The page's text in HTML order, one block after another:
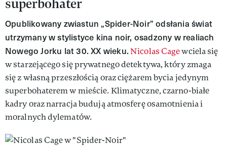
Opublikowany zwiastun „Spider-Noir” odsłania świat
utrzymany w stylistyce kina noir, osadzony w realiach
Nowego Jorku lat 30. XX wieku.Nicolas Cagewciela się
w starzejącego się prywatnego detektywa, który zmaga
się z własną przeszłością oraz ciężarem bycia jedynym
superbohaterem w mieście. Klimatyczne, czarno-białe
kadry oraz narracja budują atmosferę osamotnienia i
moralnych dylematów.